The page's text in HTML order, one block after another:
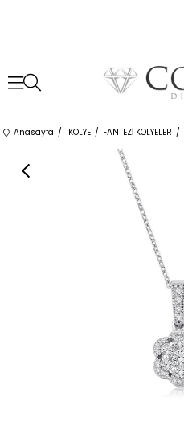
Anasayfa KOLYE FANTEZİ KOLYELER